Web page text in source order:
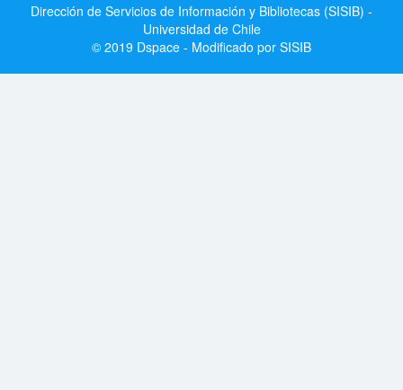
Dirección de Servicios de Información y Bibliotecas (SISIB) -
Universidad de Chile
© 2019 Dspace - Modificado por SISIB